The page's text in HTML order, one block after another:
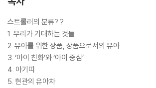
스트롤러의 분류? ?
1. 우리가 기대하는 것들
2. 유아를 위한 상품, 상품으로서의 유아
3. ‘아이 친화’와 ‘아이 중심’
4. 아기띠
5. 현관의 유아차